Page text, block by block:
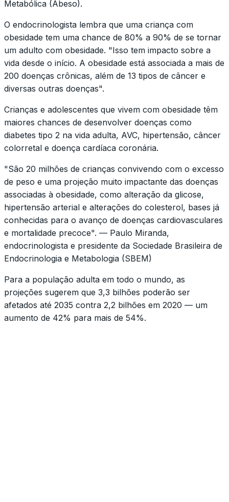
Metabólica (Abeso).
O endocrinologista lembra que uma criança com
obesidade tem uma chance de 80% a 90% de se tornar
um adulto com obesidade. "Isso tem impacto sobre a
vida desde o início. A obesidade está associada a mais de
200 doenças crônicas, além de 13 tipos de câncer e
diversas outras doenças".
Crianças e adolescentes que vivem com obesidade têm
maiores chances de desenvolver doenças como
diabetes tipo 2 na vida adulta, AVC, hipertensão, câncer
colorretal e doença cardíaca coronária.
"São 20 milhões de crianças convivendo com o excesso
de peso e uma projeção muito impactante das doenças
associadas à obesidade, como alteração da glicose,
hipertensão arterial e alterações do colesterol, bases já
conhecidas para o avanço de doenças cardiovasculares
e mortalidade precoce". — Paulo Miranda,
endocrinologista e presidente da Sociedade Brasileira de
Endocrinologia e Metabologia (SBEM)
Para a população adulta em todo o mundo, as
projeções sugerem que 3,3 bilhões poderão ser
afetados até 2035 contra 2,2 bilhões em 2020 — um
aumento de 42% para mais de 54%.